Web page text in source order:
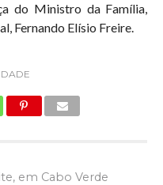
do Ministro da Família,
Fernando Elísio Freire.
em Cabo Verde